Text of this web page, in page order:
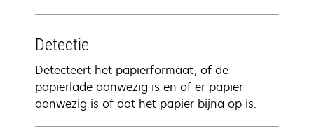
Detectie
Detecteert het papierformaat, of de
papierlade aanwezig is en of er papier
aanwezig is of dat het papier bijna op is.